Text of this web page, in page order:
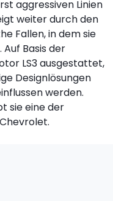
aggressiven Linien
weiter durch den
Fallen, in dem sie
Basis der
LS3 ausgestattet,
Designlösungen
werden.
sie eine der